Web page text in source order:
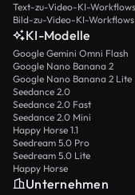
Text-zu-Video-KI-Workflows
Bild-zu-Video-KI-Workflows
KI-Modelle
Google Gemini Omni Flash
Google Nano Banana 2
Google Nano Banana 2 Lite
Seedance 2.0
Seedance 2.0 Fast
Seedance 2.0 Mini
Happy Horse 1.1
Seedream 5.0 Pro
Seedream 5.0 Lite
Happy Horse
Unternehmen